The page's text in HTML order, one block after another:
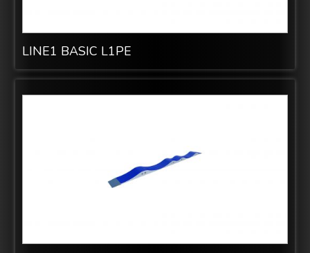
LINE1 BASIC L1PE